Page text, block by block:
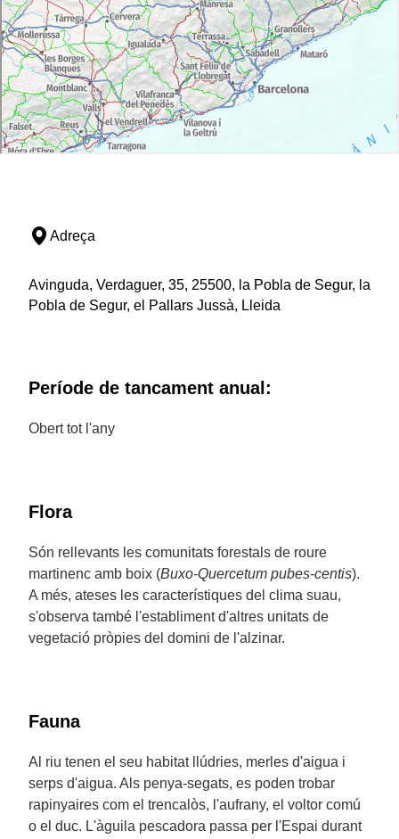
Adreça
Avinguda, Verdaguer, 35, 25500, la Pobla de Segur, la
Pobla de Segur, el Pallars Jussà, Lleida
Període de tancament anual:
Obert tot l'any
Flora
Són rellevants les comunitats forestals de roure
martinenc amb boix (Buxo-Quercetum pubes-centis).
A més, ateses les característiques del clima suau,
s'observa també l'establiment d'altres unitats de
vegetació pròpies del domini de l'alzinar.
Fauna
Al riu tenen el seu habitat llúdries, merles d'aigua i
serps d'aigua. Als penya-segats, es poden trobar
rapinyaires com el trencalòs, l'aufrany, el voltor comú
o el duc. L'àguila pescadora passa per l'Espai durant